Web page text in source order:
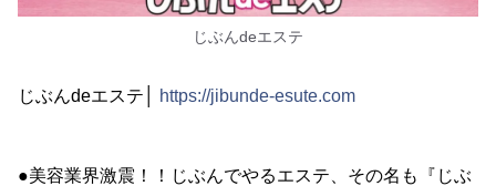
じぶんdeエステ
じぶんdeエステ│ https://jibunde-esute.com
●美容業界激震！！じぶんでやるエステ、その名も『じぶ